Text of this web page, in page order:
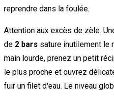
reprendre dans la foulée.
Attention aux excès de zèle.
de 2 bars sature inutilement le
main lourde, prenez un petit
le plus proche et ouvrez
fuir un filet d'eau. Le niveau